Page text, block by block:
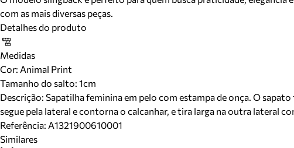
com as mais diversas peças.
Detalhes do produto
Medidas
Cor: Animal Print
Tamanho do salto: 1cm
Descrição: Sapatilha feminina em pelo com estampa de onça. O
segue pela lateral e contorna o calcanhar, e tira larga na outra lateral
Referência: A1321900610001
Similares